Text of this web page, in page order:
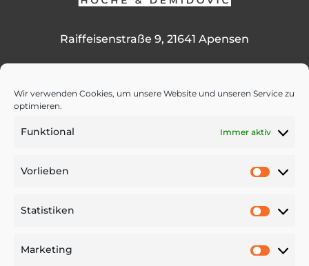
Wir verwenden Cookies, um unsere Website und unseren Service zu
optimieren.
Funktional Immer aktiv
Vorlieben
Statistiken
Marketing
Raiffeisenstraße 9, 21641 Apensen